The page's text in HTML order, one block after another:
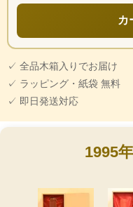
カ
✓ 全品木箱入りでお届け
✓ ラッピング・紙袋 無料
✓ 即日発送対応
1995